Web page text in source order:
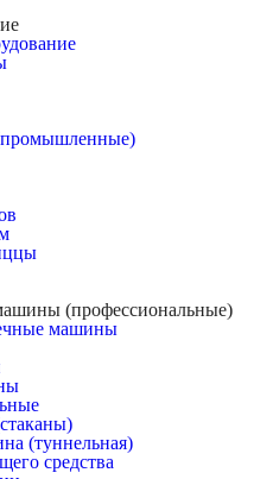
(промышленные)
(профессиональные)
машины
(туннельная)
средства